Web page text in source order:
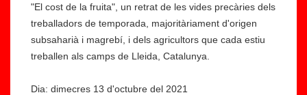
"El cost de la fruita", un retrat de les vides precàries dels
treballadors de temporada, majoritàriament d'origen
subsaharià i magrebí, i dels agricultors que cada estiu
treballen als camps de Lleida, Catalunya.
Dia: dimecres 13 d'octubre del 2021